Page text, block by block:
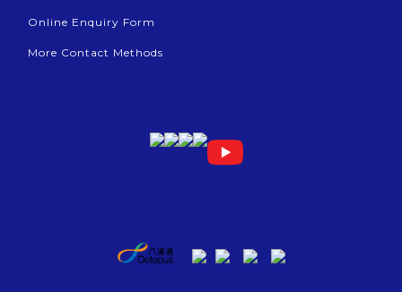
Online Enquiry Form
More Contact Methods